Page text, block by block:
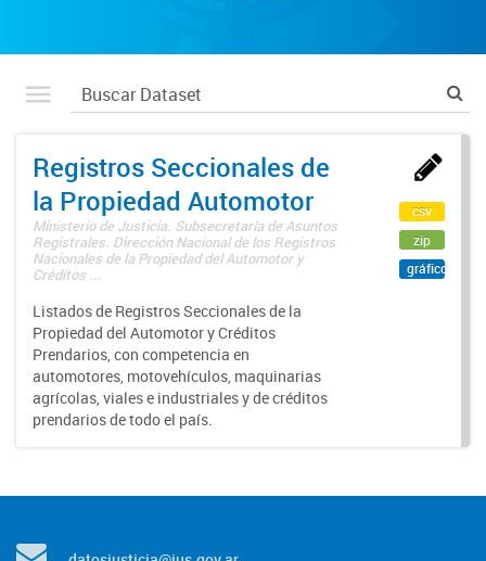
Registros Seccionales de
la Propiedad Automotor
Ministerio de Justicia. Subsecretaría de Asuntos
Registrales. Dirección Nacional de los Registros
Nacionales de la Propiedad del Automotor y
Créditos ...
Listados de Registros Seccionales de la
Propiedad del Automotor y Créditos
Prendarios, con competencia en
automotores, motovehículos, maquinarias
agrícolas, viales e industriales y de créditos
prendarios de todo el país.
csv
zip
gráfico